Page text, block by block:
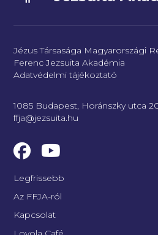
Jézus Társasága Magyarországi
Ferenc Jezsuita Akadémia
Adatvédelmi tájékoztató
1085 Budapest, Horánszky utca
ffja@jezsuita.hu
Legfrissebb
Az FFJA-ról
Kapcsolat